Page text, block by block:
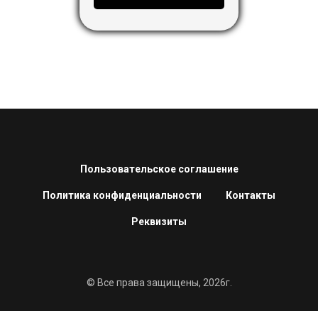
Пользовательское соглашение
Политика конфиденциальности Контакты
Реквизиты
© Все права защищены, 2026г.